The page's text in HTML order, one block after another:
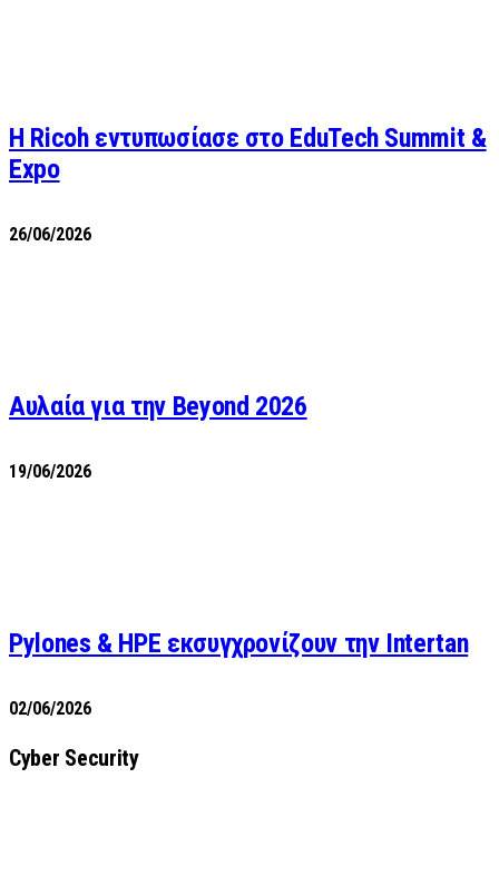
Η Ricoh εντυπωσίασε στο EduTech Summit &
Expo
26/06/2026
Αυλαία για την Beyond 2026
19/06/2026
Pylones & HPE εκσυγχρονίζουν την Intertan
02/06/2026
Cyber Security